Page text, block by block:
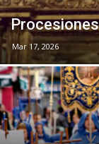
Mar 17, 2026